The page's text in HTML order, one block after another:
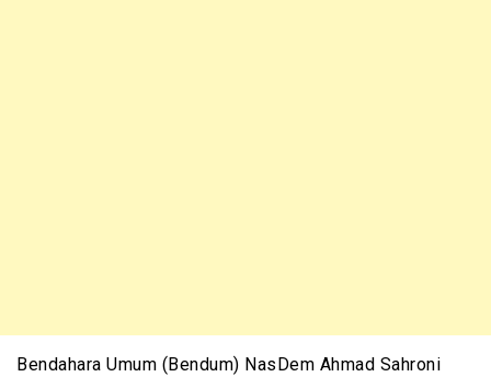
Bendahara Umum (Bendum) NasDem Ahmad Sahroni